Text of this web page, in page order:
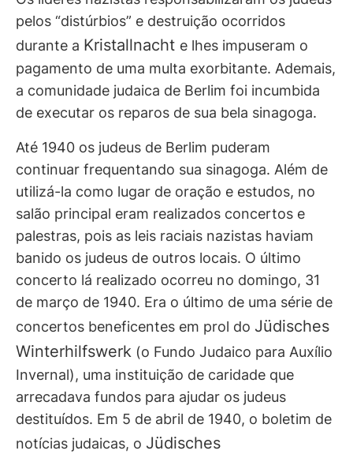
pelos “distúrbios” e destruição ocorridos
durante a Kristallnacht e lhes impuseram o
pagamento de uma multa exorbitante. Ademais,
a comunidade judaica de Berlim foi incumbida
de executar os reparos de sua bela sinagoga.
Até 1940 os judeus de Berlim puderam
continuar frequentando sua sinagoga. Além de
utilizá-la como lugar de oração e estudos, no
salão principal eram realizados concertos e
palestras, pois as leis raciais nazistas haviam
banido os judeus de outros locais. O último
concerto lá realizado ocorreu no domingo, 31
de março de 1940. Era o último de uma série de
concertos beneficentes em prol do Jüdisches
Winterhilfswerk (o Fundo Judaico para Auxílio
Invernal), uma instituição de caridade que
arrecadava fundos para ajudar os judeus
destituídos. Em 5 de abril de 1940, o boletim de
notícias judaicas, o Jüdisches